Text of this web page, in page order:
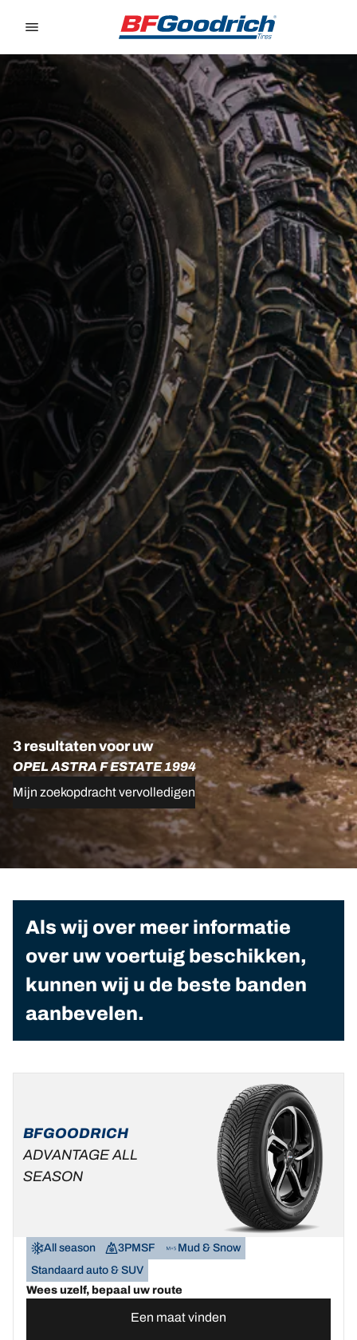
3 resultaten voor uw
OPEL ASTRA F ESTATE 1994
Mijn zoekopdracht vervolledigen
Als wij over meer informatie
over uw voertuig beschikken,
kunnen wij u de beste banden
aanbevelen.
BFGOODRICH
ADVANTAGE ALL
SEASON
All season 3PMSF
Mud & Snow
Standaard auto & SUV
Wees uzelf, bepaal uw route
Een maat vinden